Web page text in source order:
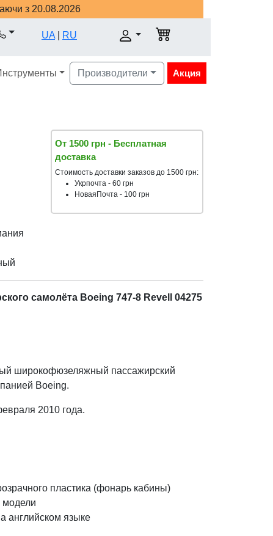
з 20.08.2026
UA RU
Производители Акция
От 1500 грн - Бесплатная
доставка
Стоимость доставки заказов до 1500 грн:
Укрпочта - 60 грн
НоваяПочта - 100 грн
самолёта Boeing 747-8 Revell 04275
широкофюзеляжный пассажирский
Boeing.
2010 года.
пластика (фонарь кабины)
модели
английском языке